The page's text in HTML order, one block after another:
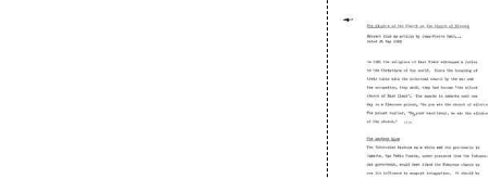
Igreja.
Data:Março de 1983 -
Timorense - TAPOL
Tipo Documental:
Página(s):22